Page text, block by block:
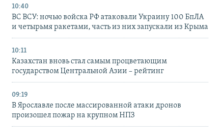
10:40
ВС ВСУ: ночью войска РФ атаковали Украину 100 БпЛА
и четырьмя ракетами, часть из них запускали из Крыма
10:11
Казахстан вновь стал самым процветающим
государством Центральной Азии – рейтинг
09:19
В Ярославле после массированной атаки дронов
произошел пожар на крупном НПЗ